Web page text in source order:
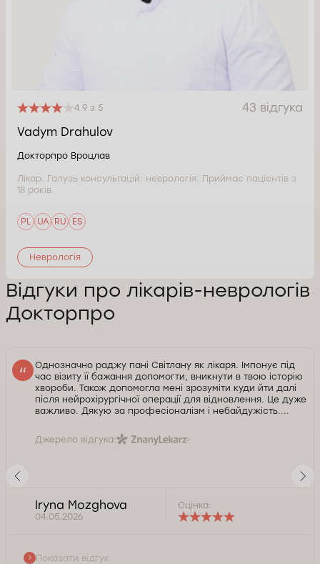
4.9 з 5
43 відгука
Vadym Drahulov
Докторпро Вроцлав
Лікар. Галузь консультацій: неврологія. Приймає пацієнтів з
18 років.
PL UA RU ES
Неврологія
Відгуки про лікарів-неврологів
Докторпро
Однозначно раджу пані Світлану як лікаря. Імпонує під
час візиту її бажання допомогти, вникнути в твою історію
хвороби. Також допомогла мені зрозуміти куди йти далі
після нейрохірургічної операції для відновлення. Це дуже
важливо. Дякую за професіоналізм і небайдужість....
Джерело відгука:
Iryna Mozghova
04.05.2026
Оцінка:
Показати відгук